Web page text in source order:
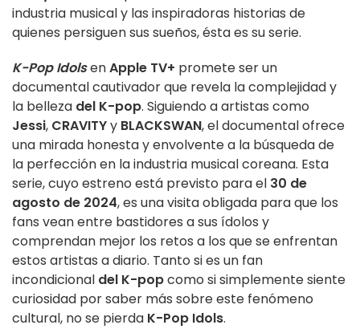
industria musical y las inspiradoras historias de
quienes persiguen sus sueños, ésta es su serie.
K-Pop IdolsenApple TV+ promete ser un
documental cautivador que revela la complejidad y
la belleza del K-pop. Siguiendo a artistas como
Jessi, CRAVITYy BLACKSWAN, el documental ofrece
una mirada honesta y envolvente a la búsqueda de
la perfección en la industria musical coreana. Esta
serie, cuyo estreno está previsto para el 30 de
agosto de 2024, es una visita obligada para que los
fans vean entre bastidores a sus ídolos y
comprendan mejor los retos a los que se enfrentan
estos artistas a diario. Tanto si es un fan
incondicional del K-popcomo si simplemente siente
curiosidad por saber más sobre este fenómeno
cultural, no se pierda K-Pop Idols.